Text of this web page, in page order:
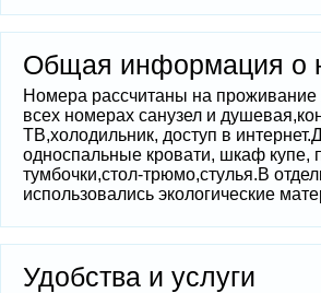
Общая информация о
Номера рассчитаны на проживание
всех номерах санузел и
ТВ,холодильник, доступ в
односпальные кровати, шкаф купе,
тумбочки,стол-трюмо,стулья.В
использовались экологические
Удобства и услуги